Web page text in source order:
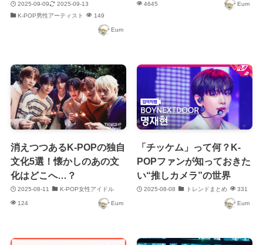
2025-09-09
2025-09-13
K-POP男性アーティスト
149
Eum
4645 Eum
消えつつあるK-POPの独自
文化5選！懐かしのあの文
化はどこへ…？
2025-08-11 K-POP女性アイドル
124 Eum
「チッケム」って何？K-
POPファンが知っておきた
い“推しカメラ”の世界
2025-08-08 トレンドまとめ 331
Eum